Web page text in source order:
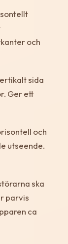
och
sida
Ger ett
och
utseende.
ska
parvis
ca